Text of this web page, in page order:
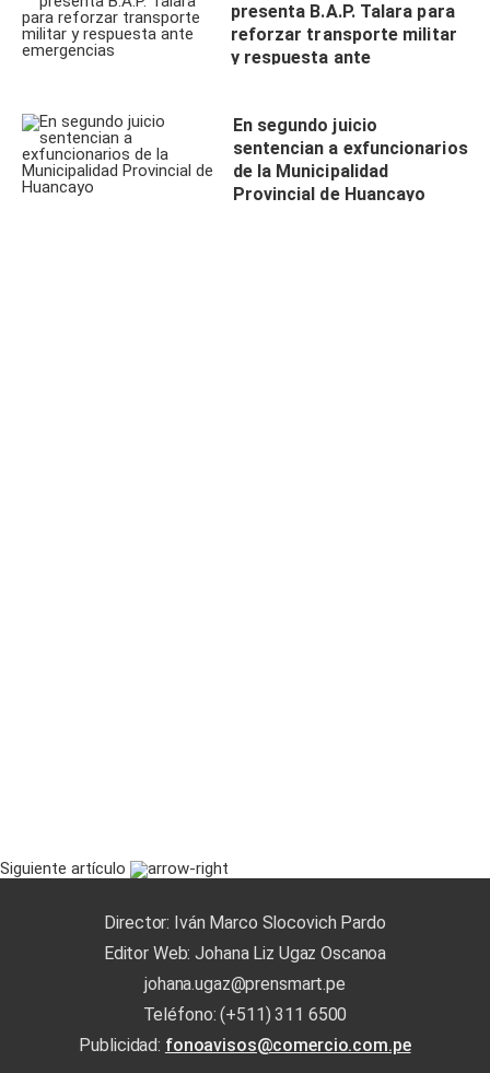
presenta B.A.P. Talara para
reforzar transporte militar
y respuesta ante
En segundo juicio
sentencian a exfuncionarios
de la Municipalidad
Provincial de Huancayo
Siguiente artículo
Director: Iván Marco Slocovich Pardo
Editor Web: Johana Liz Ugaz Oscanoa
johana.ugaz@prensmart.pe
Teléfono: (+511) 311 6500
Publicidad: fonoavisos@comercio.com.pe